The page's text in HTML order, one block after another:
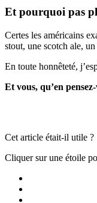
Et pourquoi pas
Certes les américains
stout, une scotch ale,
En toute honnêteté,
Et vous, qu’en
Cet article était-il utile ?
Cliquer sur une étoile